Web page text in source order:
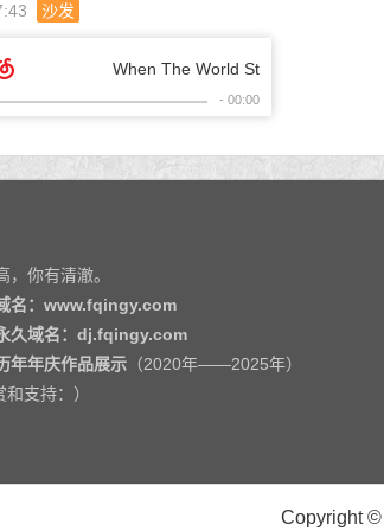
沙发
你有清澈。
名：www.fqingy.com
久域名：dj.fqingy.com
年年庆作品展示 （2020年——2025年）
支持：）
Copyright